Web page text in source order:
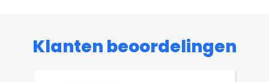
Klanten beoordelingen